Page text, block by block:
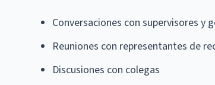
Conversaciones con supervisores y
Reuniones con representantes de
Discusiones con colegas